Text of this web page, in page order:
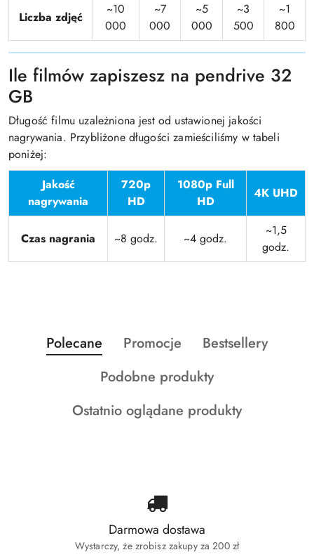
Liczba zdjęć
~10
000
~7
000
~5
000
~3
500
~1
800
Ile filmów zapiszesz na pendrive 32
GB
Długość filmu uzależniona jest od ustawionej jakości
nagrywania. Przybliżone długości zamieściliśmy w tabeli
poniżej:
Jakość
nagrywania
720p
HD
1080p Full
HD
4K UHD
Czas nagrania ~8 godz. ~4 godz.
~1,5
godz.
Pomiń karuzelę produktów
Produkty
o
Polecane
Produkty
statusie:
Promocje
Produkty
statusie:
Bestsellery
Produkty
statusie:
Podobne produkty
Produkty
Ostatnio oglądane produkty
Darmowa dostawa
Wystarczy, że zrobisz zakupy za 200 zł